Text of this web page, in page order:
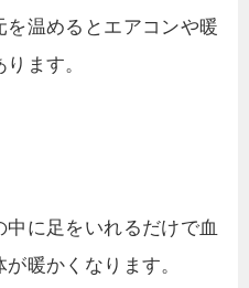
温めるとエアコンや暖
ます。
に足をいれるだけで血
暖かくなります。